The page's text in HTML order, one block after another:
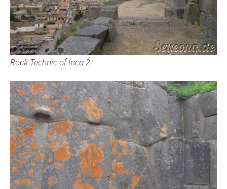
Rock Technic of Inca 2